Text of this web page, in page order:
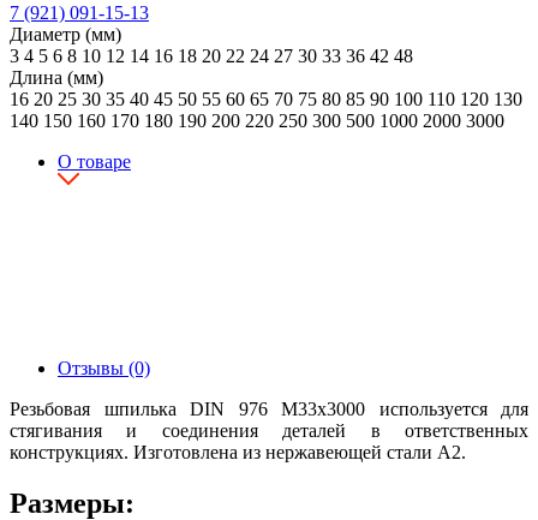
7 (921) 091-15-13
Диаметр (мм)
3 4 5 6 8 10 12 14 16 18 20 22 24 27 30 33 36 42 48
Длина (мм)
16 20 25 30 35 40 45 50 55 60 65 70 75 80 85 90 100 110 120 130
140 150 160 170 180 190 200 220 250 300 500 1000 2000 3000
О товаре
Отзывы (0)
Резьбовая шпилька DIN 976 М33х3000 используется для
стягивания и соединения деталей в ответственных
конструкциях. Изготовлена из нержавеющей стали А2.
Размеры: